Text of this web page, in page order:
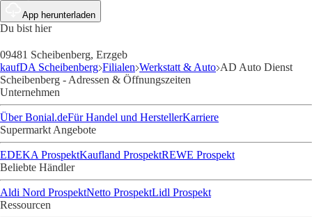
App herunterladen
Du bist hier
09481 Scheibenberg, Erzgeb
kaufDA Scheibenberg Filialen Werkstatt & Auto AD Auto Dienst
Scheibenberg - Adressen & Öffnungszeiten
Unternehmen
Über Bonial.deFür Handel und HerstellerKarriere
Supermarkt Angebote
EDEKA ProspektKaufland ProspektREWE Prospekt
Beliebte Händler
Aldi Nord ProspektNetto ProspektLidl Prospekt
Ressourcen